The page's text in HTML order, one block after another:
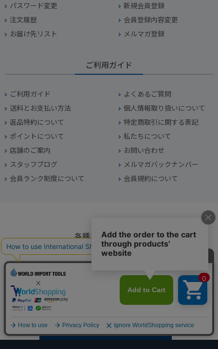
パスワード変更
新規会員登録
注文履歴
会員登録内容変更
お届け先リスト
メルマガ登録
ご利用ガイド
ご利用ガイド
よくあるご質問
送料とお支払い方法
個人情報取り扱いについて
返品特約について
特定商取引に関する表記
ポイントについて
私たちについて
店舗のご案内
お問い合わせ
スタッフブログ
メルマガバックナンバー
会員ランク制度について
会員規約について
各種お問い合わせ
045-949-2451
年中無休（年末年始を除く）